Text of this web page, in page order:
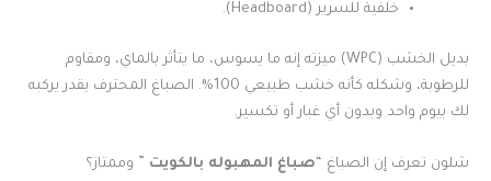
خلفية للسرير (Headboard).
بديل الخشب (WPC) ميزته إنه ما يسوس، ما يتأثر بالماي، ومقاوم
للرطوبة، وشكله كأنه خشب طبيعي 100%. الصباغ المحترف يقدر يركبه
لك بيوم واحد وبدون أي غبار أو تكسير.
شلون تعرف إن الصباغ “ صباغ المهبوله بالكويت
” وممتاز؟